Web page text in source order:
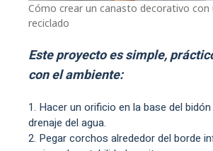
Cómo crear un canasto decorativo con
reciclado
Este proyecto es simple,
con el ambiente:
Hacer un orificio en la base del
drenaje del agua.
Pegar corchos alrededor del borde